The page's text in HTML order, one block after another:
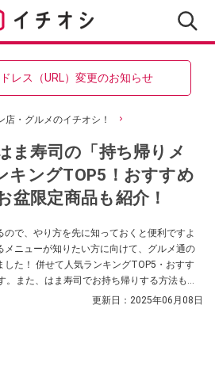
レス（URL）変更のお知らせ
店・グルメのイチオシ！
ま寿司の「持ち帰りメ
キングTOP5！おすすめ
盆限定商品も紹介！
で、やり方を先に知っておくと便利ですよ
メニューが知りたい方に向けて、グルメ通の
した！ 併せて人気ランキングTOP5・おすす
また、はま寿司でお持ち帰りする方法もま
帰りを検討している人はぜひともチェックし
更新日： 2025年06月08日